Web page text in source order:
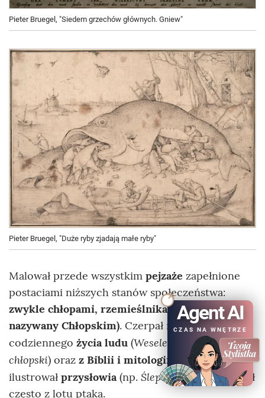
Pieter Bruegel, "Siedem grzechów głównych. Gniew"
Pieter Bruegel, "Duże ryby zjadają małe ryby"
Malował przede wszystkim pejzaże zapełnione
postaciami niższych stanów społeczeństwa:
zwykle chłopami, rzemieślnikami (stąd jest
nazywany Chłopskim). Czerpał motywy z
codziennego życia ludu (Wesele chłopskie, Taniec
chłopski) oraz z Biblii i mitologii Upadek Ikara),
ilustrował przysłowia(np. Ślepcy). Świat ukazywał
często z lotu ptaka.
Agent AI
CZAS NA WNĘTRZE